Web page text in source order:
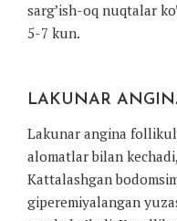
sarg’ish-oq nuqtalar
5-7 kun.
LAKUNAR
Lakunar angina
alomatlar bilan
Kattalashgan
giperemiyalangan